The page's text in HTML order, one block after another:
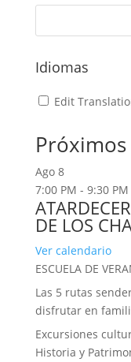
Idiomas
Edit
Ago 8
7:00 PM - 9:30 PM
DE LOS
Ver calendario
ESCUELA DE
Las 5 rutas
disfrutar en
Excursiones
Historia y